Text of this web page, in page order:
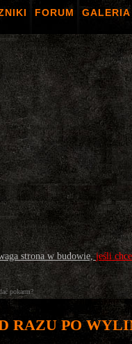
FORUM GALERIA
strona w budowie,jeśli
pokarm?
RAZU PO